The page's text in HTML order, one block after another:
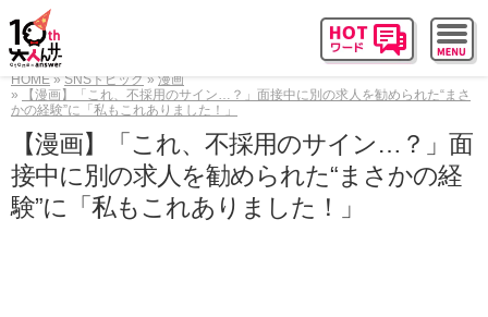
HOME SNSトピック
漫画
【漫画】「これ、不採用のサイン…？」面接中に別の求人を勧められた“まさ
かの経験”に「私もこれありました！」
【漫画】「これ、不採用のサイン…？」面
接中に別の求人を勧められた“まさかの経
験”に「私もこれありました！」